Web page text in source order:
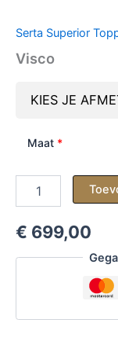
Serta Superior
Visco
KIES JE
Maat *
aantal
€ 699,00